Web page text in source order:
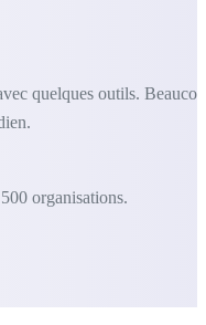
quelques outils.
organisations.